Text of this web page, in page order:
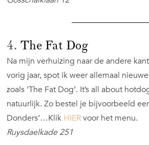
4. The Fat Dog
Na mijn verhuizing naar de andere
vorig jaar, spot ik weer allemaal
zoals ‘The Fat Dog’. It’s all about
natuurlijk. Zo bestel je bijvoorbeeld
Donders’…Klik HIERvoor het menu.
Ruysdaelkade 251